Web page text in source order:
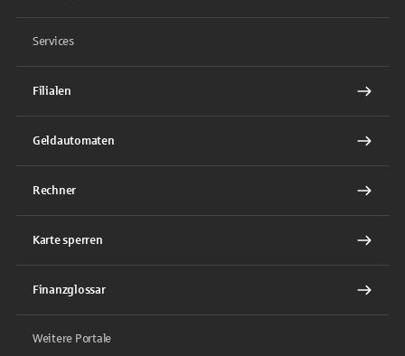
Services
Filialen
Geldautomaten
Rechner
Karte sperren
Finanzglossar
Weitere Portale